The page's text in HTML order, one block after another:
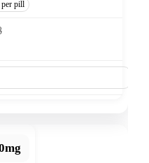
pill